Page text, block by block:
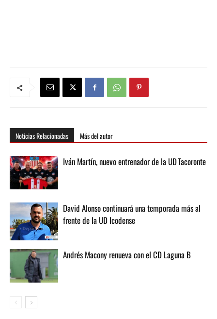
Noticias Relacionadas Más del autor
Iván Martín, nuevo entrenador de la UD Tacoronte
David Alonso continuará una temporada más al
frente de la UD Icodense
Andrés Macony renueva con el CD Laguna B